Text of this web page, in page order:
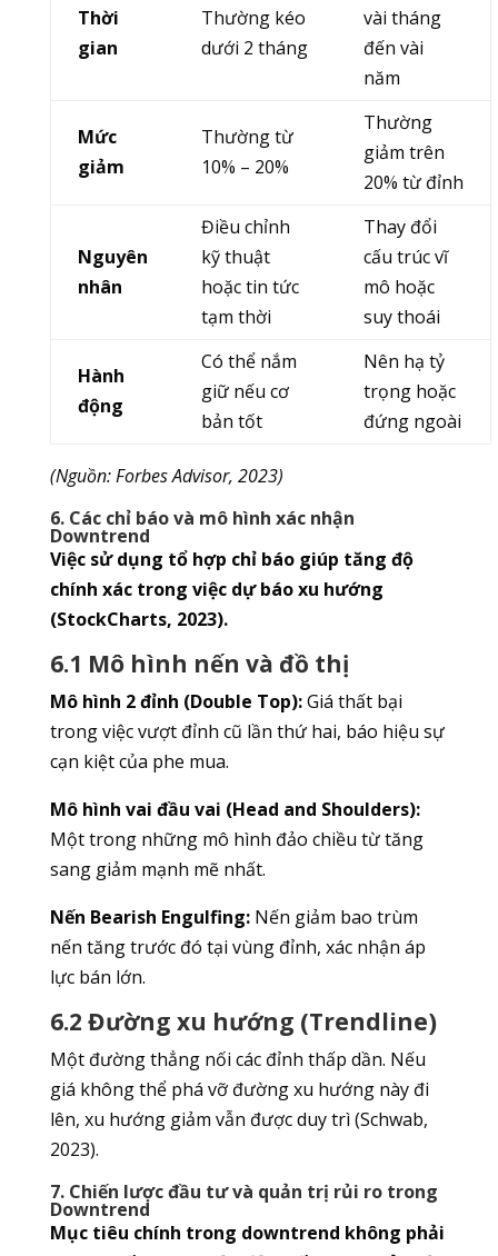
Thời
gian
Thường kéo
dưới 2 tháng
vài tháng
đến vài
năm
Mức
giảm
Thường từ
10% – 20%
Thường
giảm trên
20% từ đỉnh
Nguyên
nhân
Điều chỉnh
kỹ thuật
hoặc tin tức
tạm thời
Thay đổi
cấu trúc vĩ
mô hoặc
suy thoái
Hành
động
Có thể nắm
giữ nếu cơ
bản tốt
Nên hạ tỷ
trọng hoặc
đứng ngoài
(Nguồn: Forbes Advisor, 2023)
6. Các chỉ báo và mô hình xác nhận
Downtrend
Việc sử dụng tổ hợp chỉ báo giúp tăng độ
chính xác trong việc dự báo xu hướng
(StockCharts, 2023).
6.1 Mô hình nến và đồ thị
Mô hình 2 đỉnh (Double Top):Giá thất bại
trong việc vượt đỉnh cũ lần thứ hai, báo hiệu sự
cạn kiệt của phe mua.
Mô hình vai đầu vai (Head and Shoulders):
Một trong những mô hình đảo chiều từ tăng
sang giảm mạnh mẽ nhất.
Nến Bearish Engulfing:Nến giảm bao trùm
nến tăng trước đó tại vùng đỉnh, xác nhận áp
lực bán lớn.
6.2 Đường xu hướng (Trendline)
Một đường thẳng nối các đỉnh thấp dần. Nếu
giá không thể phá vỡ đường xu hướng này đi
lên, xu hướng giảm vẫn được duy trì (Schwab,
2023).
7. Chiến lược đầu tư và quản trị rủi ro trong
Downtrend
Mục tiêu chính trong downtrend không phải